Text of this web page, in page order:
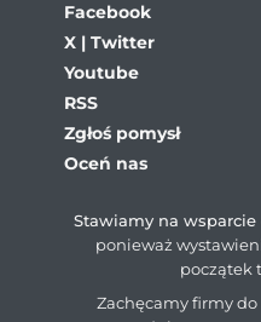
Facebook
X | Twitter
Youtube
RSS
Zgłoś pomysł
Oceń nas
Stawiamy na wsparcie
ponieważ
początek
Zachęcamy firmy